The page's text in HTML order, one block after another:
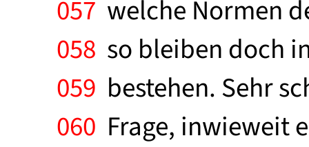
057 welche Normen
058 so bleiben doch
059 bestehen. Sehr
060 Frage, inwieweit